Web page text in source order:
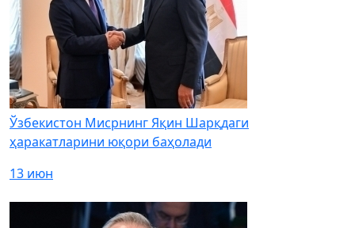
Ўзбекистон Мисрнинг Яқин Шарқдаги
ҳаракатларини юқори баҳолади
13 июн